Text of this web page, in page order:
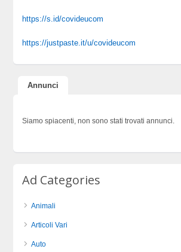
https://s.id/covideucom
https://justpaste.it/u/covideucom
Annunci
Siamo spiacenti, non sono stati trovati annunci.
Ad Categories
Animali
Articoli Vari
Auto